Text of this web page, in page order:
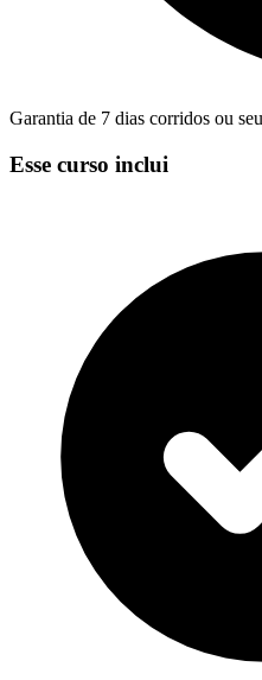
Garantia de 7 dias corridos ou
Esse curso inclui